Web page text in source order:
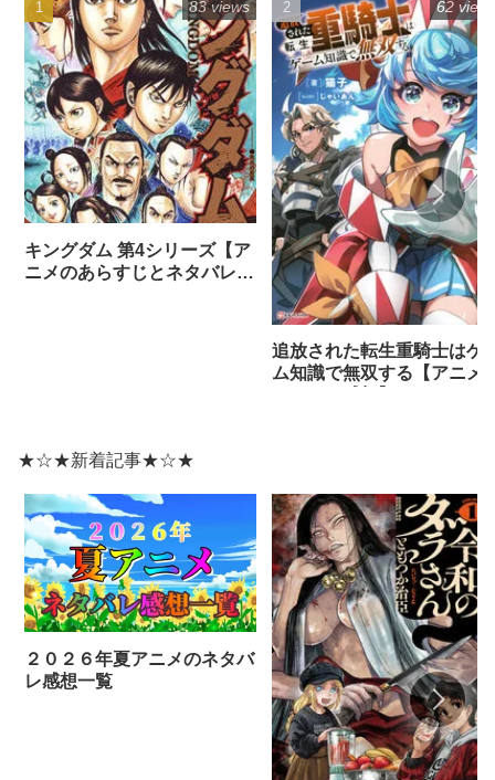
キングダム 第4シリーズ【ア
ニメのあらすじとネタバレ感
83 views
追放された転生重騎士はゲ
ム知識で無双する【アニメ
62
★☆★新着記事★☆★
２０２６年夏アニメのネタバ
レ感想一覧